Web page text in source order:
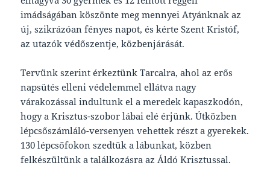
imádságában köszönte meg mennyei Atyánknak az
új, szikrázóan fényes napot, és kérte Szent Kristóf,
az utazók védőszentje, közbenjárását.
Tervünk szerint érkeztünk Tarcalra, ahol az erős
napsütés elleni védelemmel ellátva nagy
várakozással indultunk el a meredek kapaszkodón,
hogy a Krisztus-szobor lábai elé érjünk. Útközben
lépcsőszámláló-versenyen vehettek részt a gyerekek.
130 lépcsőfokon szedtük a lábunkat, közben
felkészültünk a találkozásra az Áldó Krisztussal.